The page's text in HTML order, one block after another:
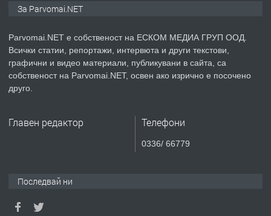
преди 1 година
ПРЕДЛАГА Уроци по Математика
За Parvomai.NET
Parvomai.NET е собственост на ЕСКОМ МЕДИА ГРУП ООД.
Всички статии, репортажи, интервюта и други текстови,
графични и видео материали, публикувани в сайта, са
собственост на Parvomai.NET, освен ако изрично е посочено
друго.
Главен редактор Телефони
0336/ 66779
Последвай ни